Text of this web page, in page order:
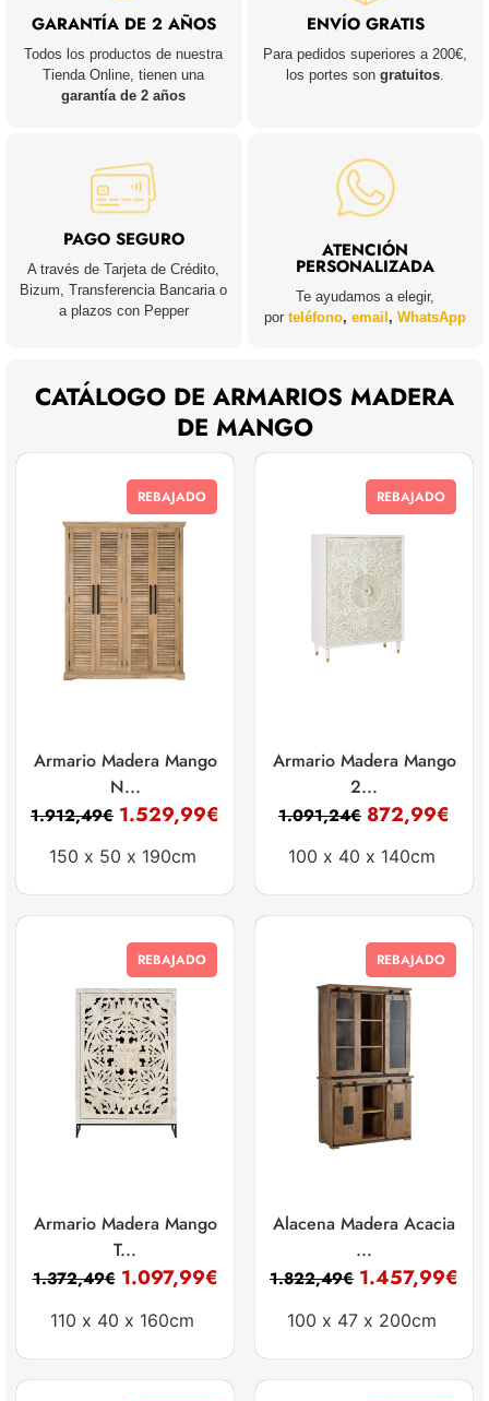
GARANTÍA DE 2 AÑOS
Todos los productos de nuestra
Tienda Online, tienen una
garantía de 2 años
ENVÍO GRATIS
Para pedidos superiores a 200€,
los portes songratuitos.
PAGO SEGURO
A través de Tarjeta de Crédito,
Bizum, Transferencia Bancaria o
a plazos con Pepper
ATENCIÓN
PERSONALIZADA
Te ayudamos a elegir,
porteléfono,email,WhatsApp
CATÁLOGO DE ARMARIOS MADERA
DE MANGO
REBAJADO
Armario Madera Mango
N...
1.912,49€ 1.529,99€
150 x 50 x 190cm
REBAJADO
Armario Madera Mango
2...
1.091,24€ 872,99€
100 x 40 x 140cm
REBAJADO
Armario Madera Mango
T...
1.372,49€ 1.097,99€
110 x 40 x 160cm
REBAJADO
Alacena Madera Acacia
...
1.822,49€ 1.457,99€
100 x 47 x 200cm